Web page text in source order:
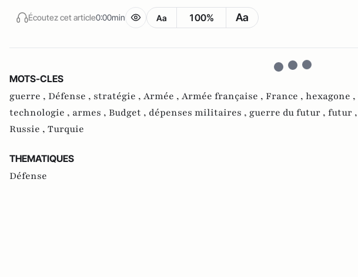
Écoutez cet article0:00min Aa 100% Aa
MOTS-CLES
guerre , Défense , stratégie , Armée , Armée française , France , hexagone ,
technologie , armes , Budget , dépenses militaires , guerre du futur , futur ,
Russie , Turquie
THEMATIQUES
Défense